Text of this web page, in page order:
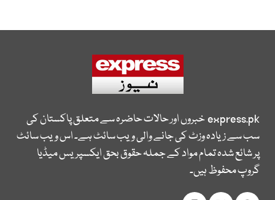
express.pkخبروں اور حالات حاضرہ سے متعلق پاکستان کی
سب سے زیادہ وزٹ کی جانے والی ویب سائٹ ہے۔ اس ویب سائٹ
پر شائع شدہ تمام مواد کے جملہ حقوق بحق ایکسپریس میڈیا
گروپ محفوظ ہیں۔